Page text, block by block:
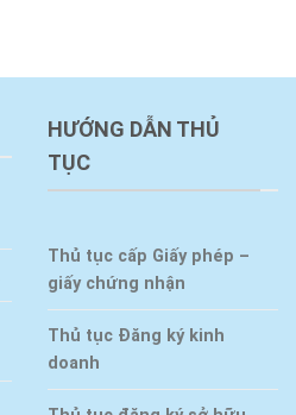
HƯỚNG DẪN THỦ
TỤC
Thủ tục cấp Giấy phép –
giấy chứng nhận
Thủ tục Đăng ký kinh
doanh